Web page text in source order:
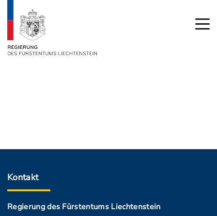
Kontakt
Regierung des Fürstentums Liechtenstein